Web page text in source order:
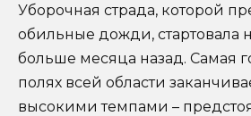
Уборочная страда, которой
обильные дожди, стартовала
больше месяца назад. Самая
полях всей области
высокими темпами –